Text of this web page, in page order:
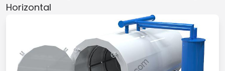
Horizontal